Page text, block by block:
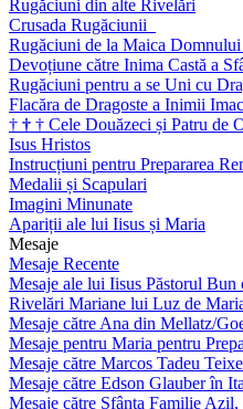
Rugăciuni din alte Rivelări
Crusada Rugăciunii
Rugăciuni de la Maica Domnului
Devoțiune către Inima Castă a
Rugăciuni pentru a se Uni cu
Flacăra de Dragoste a Inimii
† † † Cele Douăzeci și Patru de
Isus Hristos
Instrucțiuni pentru Prepararea
Medalii și Scapulari
Imagini Minunate
Apariții ale lui Iisus și Maria
Mesaje
Mesaje Recente
Mesaje ale lui Iisus Păstorul
Rivelări Mariane lui Luz de
Mesaje către Ana din Mellatz/
Mesaje pentru Maria pentru
Mesaje către Marcos Tadeu
Mesaje către Edson Glauber în
Mesaje către Sfânta Familie